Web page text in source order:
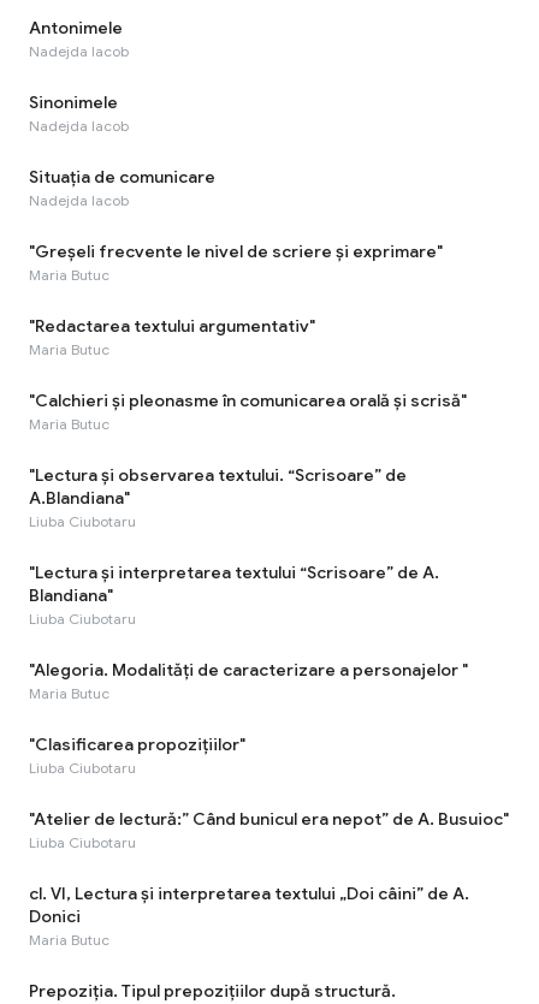
Antonimele
Nadejda Iacob
Sinonimele
Nadejda Iacob
Situația de comunicare
Nadejda Iacob
"Greşeli frecvente le nivel de scriere şi exprimare"
Maria Butuc
"Redactarea textului argumentativ"
Maria Butuc
"Calchieri şi pleonasme în comunicarea orală şi scrisă"
Maria Butuc
"Lectura și observarea textului. “Scrisoare” de
A.Blandiana"
Liuba Ciubotaru
"Lectura și interpretarea textului “Scrisoare” de A.
Blandiana"
Liuba Ciubotaru
"Alegoria. Modalități de caracterizare a personajelor "
Maria Butuc
"Clasificarea propozițiilor"
Liuba Ciubotaru
"Atelier de lectură:” Când bunicul era nepot” de A. Busuioc"
Liuba Ciubotaru
cl. VI, Lectura și interpretarea textului „Doi câini” de A.
Donici
Maria Butuc
Prepoziţia. Tipul prepoziţiilor după structură.